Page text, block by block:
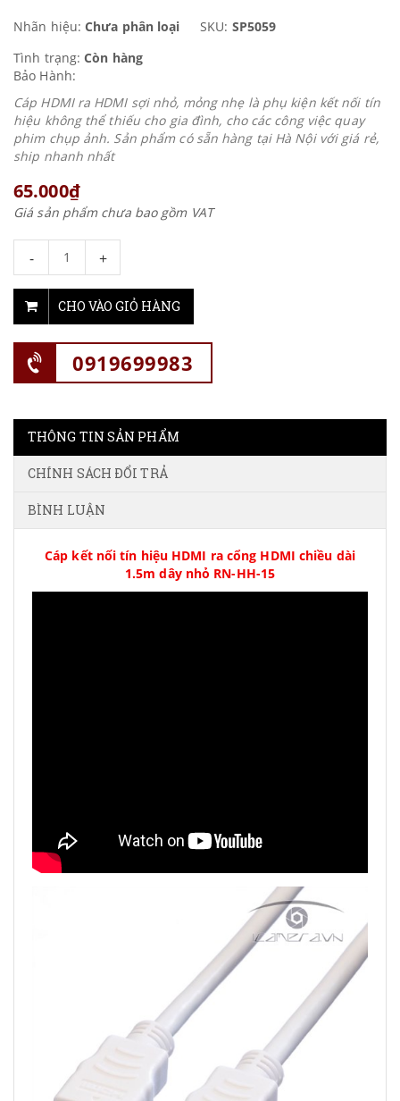
Nhãn hiệu: Chưa phân loại SKU: SP5059
Tình trạng: Còn hàng
Bảo Hành:
Cáp HDMI ra HDMI sợi nhỏ, mỏng nhẹ là phụ kiện kết nối tín
hiệu không thể thiếu cho gia đình, cho các công việc quay
phim chụp ảnh. Sản phẩm có sẵn hàng tại Hà Nội với giá rẻ,
ship nhanh nhất
65.000₫
Giá sản phẩm chưa bao gồm VAT
- +
CHO VÀO GIỎ HÀNG
0919699983
THÔNG TIN SẢN PHẨM
CHÍNH SÁCH ĐỔI TRẢ
BÌNH LUẬN
Cáp kết nối tín hiệu HDMI ra cổng HDMI chiều dài
1.5m dây nhỏ RN-HH-15